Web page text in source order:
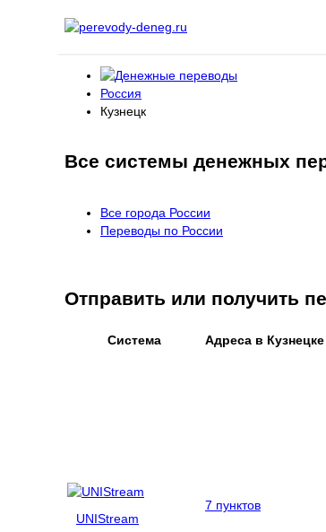
Россия
Кузнецк
Все системы денежных
Все города России
Переводы по России
Отправить или получить
Система Адреса в Кузнецке
UNIStream
7 пунктов